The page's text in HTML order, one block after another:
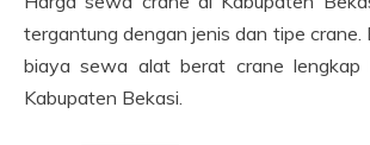
tergantung dengan jenis dan tipe crane.
biaya sewa alat berat crane lengkap
Kabupaten Bekasi.